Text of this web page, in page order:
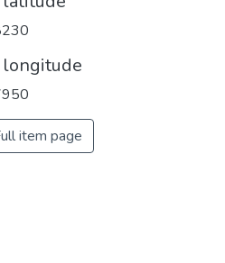
longitude
item page